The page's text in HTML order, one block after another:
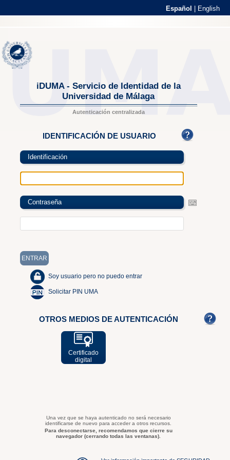
Español English
iDUMA - Servicio de Identidad de la
Universidad de Málaga
Autenticación centralizada
IDENTIFICACIÓN DE USUARIO
Identificación
Contraseña
Soy usuario pero no puedo entrar
Solicitar PIN UMA
OTROS MEDIOS DE AUTENTICACIÓN
Certificado
digital
Una vez que se haya autenticado no será necesario
identificarse de nuevo para acceder a otros recursos.
Para desconectarse, recomendamos que cierre su
navegador (cerrando todas las ventanas).